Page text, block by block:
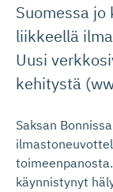
Suomessa
liikkeellä
Uusi
kehitystä
Saksan
käynnistynyt